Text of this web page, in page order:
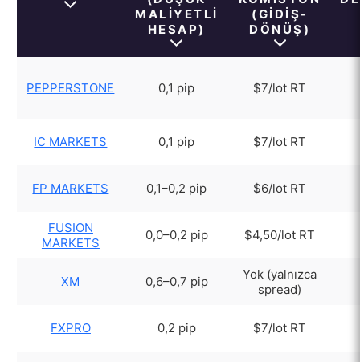
MALIYETLI
HESAP)
(GIDIŞ-
DÖNÜŞ)
PEPPERSTONE 0,1 pip $7/lot RT
IC MARKETS 0,1 pip $7/lot RT
FP MARKETS 0,1–0,2 pip $6/lot RT
FUSION
MARKETS
0,0–0,2 pip $4,50/lot RT
XM 0,6–0,7 pip
Yok (yalnızca
spread)
FXPRO 0,2 pip $7/lot RT